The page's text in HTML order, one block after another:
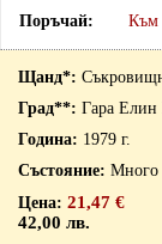
Към
Гара Елин
1979 г.
Много
21,47 €
42,00 лв.